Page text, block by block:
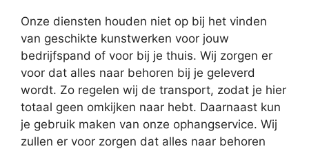
Onze diensten houden niet op bij het vinden
van geschikte kunstwerken voor jouw
bedrijfspand of voor bij je thuis. Wij zorgen er
voor dat alles naar behoren bij je geleverd
wordt. Zo regelen wij de transport, zodat je hier
totaal geen omkijken naar hebt. Daarnaast kun
je gebruik maken van onze ophangservice. Wij
zullen er voor zorgen dat alles naar behoren